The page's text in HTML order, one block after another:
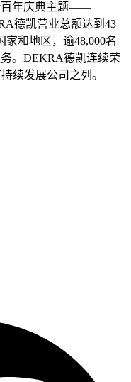
百年庆典主题——
德凯营业总额达到43
和地区，逾48,000名
。DEKRA德凯连续荣
续发展公司之列。